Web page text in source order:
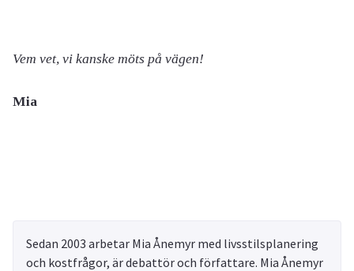
Vem vet, vi kanske möts på vägen!
Mia
Sedan 2003 arbetar Mia Ånemyr med livsstilsplanering
och kostfrågor, är debattör och författare. Mia Ånemyr